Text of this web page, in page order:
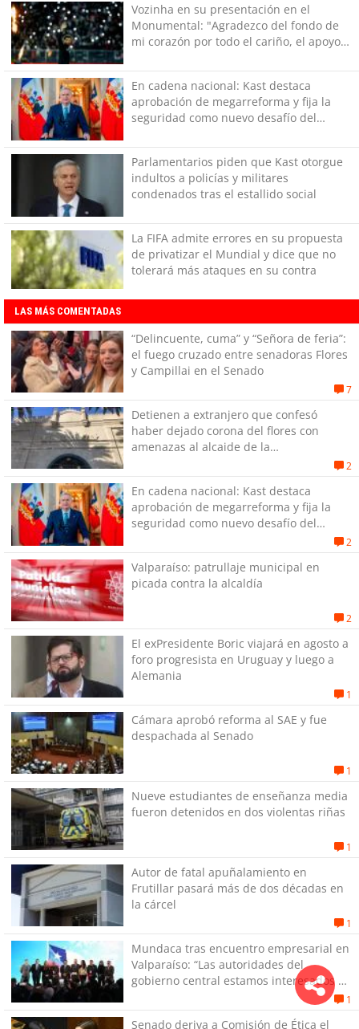
Vozinha en su presentación en el
Monumental: "Agradezco del fondo de
mi corazón por todo el cariño, el apoyo
En cadena nacional: Kast destaca
aprobación de megarreforma y fija la
seguridad como nuevo desafío del
Parlamentarios piden que Kast otorgue
indultos a policías y militares
condenados tras el estallido social
La FIFA admite errores en su propuesta
de privatizar el Mundial y dice que no
tolerará más ataques en su contra
LAS MÁS COMENTADAS
“Delincuente, cuma” y “Señora de feria”:
el fuego cruzado entre senadoras Flores
y Campillai en el Senado
7
Detienen a extranjero que confesó
haber dejado corona del flores con
amenazas al alcaide de la
2
En cadena nacional: Kast destaca
aprobación de megarreforma y fija la
seguridad como nuevo desafío del
2
Valparaíso: patrullaje municipal en
picada contra la alcaldía
2
El exPresidente Boric viajará en agosto a
foro progresista en Uruguay y luego a
Alemania
1
Cámara aprobó reforma al SAE y fue
despachada al Senado
1
Nueve estudiantes de enseñanza media
fueron detenidos en dos violentas riñas
1
Autor de fatal apuñalamiento en
Frutillar pasará más de dos décadas en
la cárcel
1
Mundaca tras encuentro empresarial en
Valparaíso: “Las autoridades del
gobierno central estamos interesados en
1
Senado deriva a Comisión de Ética el